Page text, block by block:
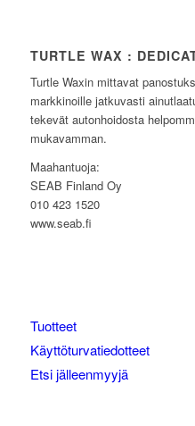
TURTLE WAX :
Turtle Waxin mittavat
markkinoille jatkuvasti
tekevät autonhoidosta
mukavamman.
Maahantuoja:
SEAB Finland Oy
010 423 1520
www.seab.fi
Tuotteet
Käyttöturvatiedotteet
Etsi jälleenmyyjä